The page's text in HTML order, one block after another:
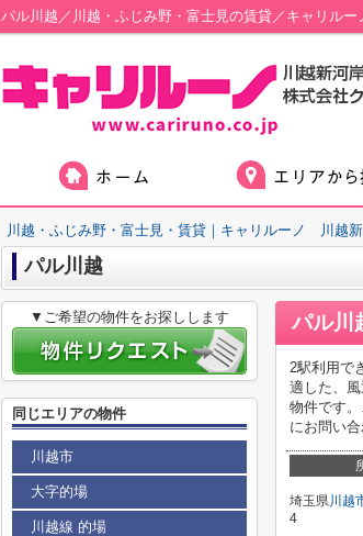
パル川越／川越・ふじみ野・富士見の賃貸／キャリル
川越・ふじみ野・富士見・賃貸｜キャリルーノ 川越
パル川越
パル川
2駅利用で
適した、
物件です
にお問い合
埼玉県川越
4
▼ご希望の物件をお探しします
同じエリアの物件
川越市
大字的場
川越線 的場